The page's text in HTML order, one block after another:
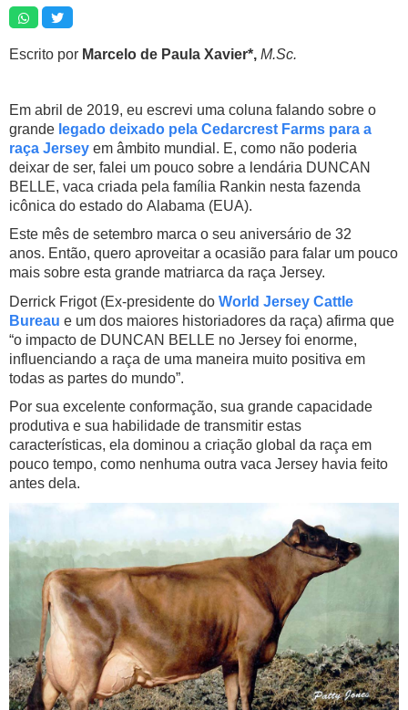
Escrito por Marcelo de Paula Xavier*, M.Sc.
Em abril de 2019, eu escrevi uma coluna falando sobre o
grande legado deixado pela Cedarcrest Farms para a
raça Jersey em âmbito mundial. E, como não poderia
deixar de ser, falei um pouco sobre a lendária DUNCAN
BELLE, vaca criada pela família Rankin nesta fazenda
icônica do estado do Alabama (EUA).
Este mês de setembro marca o seu aniversário de 32
anos. Então, quero aproveitar a ocasião para falar um pouco
mais sobre esta grande matriarca da raça Jersey.
Derrick Frigot (Ex-presidente do World Jersey Cattle
Bureau e um dos maiores historiadores da raça) afirma que
“o impacto de DUNCAN BELLE no Jersey foi enorme,
influenciando a raça de uma maneira muito positiva em
todas as partes do mundo”.
Por sua excelente conformação, sua grande capacidade
produtiva e sua habilidade de transmitir estas
características, ela dominou a criação global da raça em
pouco tempo, como nenhuma outra vaca Jersey havia feito
antes dela.